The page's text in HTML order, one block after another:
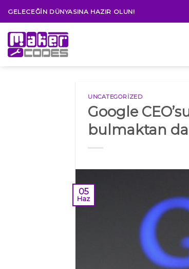
content
GELECEĞIN DÜNYASINA HAZIR OLUN!
UNCATEGORIZED
Google
bulmaktan
05
Haz